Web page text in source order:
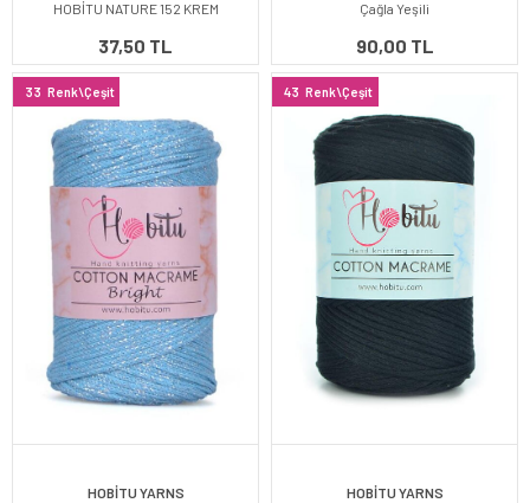
HOBİTU NATURE 152 KREM
37,50 TL
Çağla Yeşili
90,00 TL
33 Renk\Çeşit
HOBİTU YARNS
43 Renk\Çeşit
HOBİTU YARNS